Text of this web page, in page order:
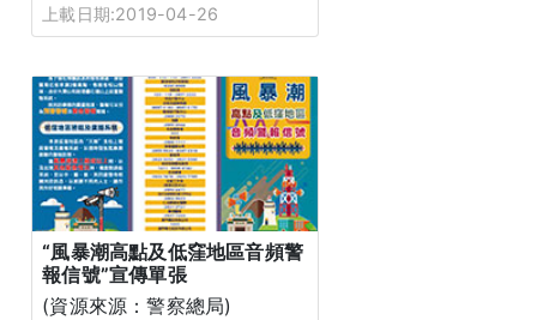
上載日期:2019-04-26
“風暴潮高點及低窪地區音頻警
報信號”宣傳單張
(資源來源：警察總局)